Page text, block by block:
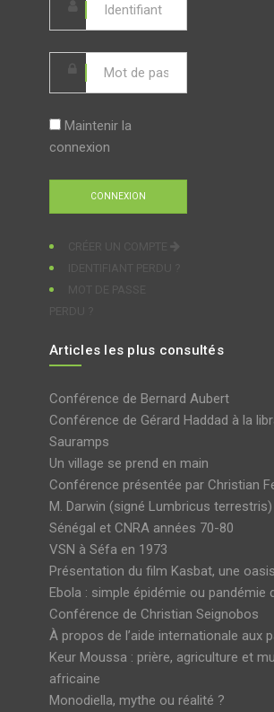
Maintenir la
connexion
Articles les plus consultés
Conférence de Bernard Aubert
Conférence de Gérard Haddad à la
Sauramps
Un village se prend en main
Conférence présentée par Christian
M. Darwin (signé Lumbricus terrestris)
Sénégal et CNRA années 70-80
VSN à Séfa en 1973
Présentation du film Kasbat, une
Ebola : simple épidémie ou pandémie
Conférence de Christian Seignobos
À propos de l’aide internationale aux
Keur Moussa : prière, agriculture et
africaine
Monodiella, mythe ou réalité ?